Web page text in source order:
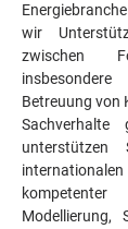
wir
zwischen
Betreuung von
Sachverhalte
unterstützen
Modellierung,